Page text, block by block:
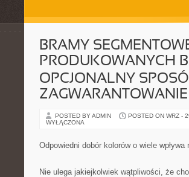
BRAMY
PRODUKOWANYCH
OPCJONALNY
ZAGWARANTOWANIE
POSTED BY ADMIN POSTED ON WRZ -
WYŁĄCZONA
Odpowiedni dobór kolorów o wiele
Nie ulega jakiejkolwiek wątpliwości, że